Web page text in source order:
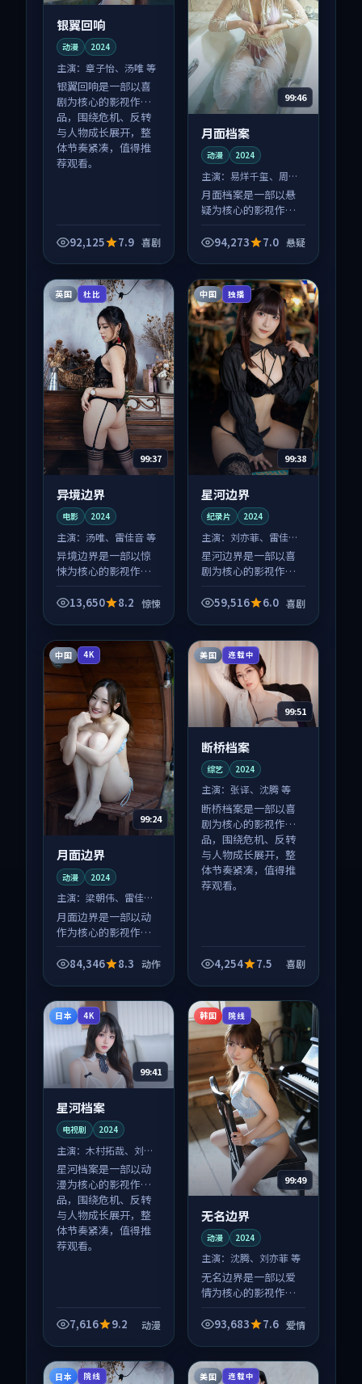
银翼回响
动漫 2024
主演： 章子怡、汤唯 等
银翼回响是一部以喜
剧为核心的影视作
品，围绕危机、反转
与人物成长展开，整
体节奏紧凑，值得推
荐观看。
92,125 7.9 喜剧
99:46
月面档案
动漫 2024
主演： 易烊千玺、周迅
等
月面档案是一部以悬
疑为核心的影视作
与人物成长展开，整
94,273 7.0 悬疑
英国 杜比
99:37
异境边界
电影 2024
主演： 汤唯、雷佳音 等
异境边界是一部以惊
悚为核心的影视作
与人物成长展开，整
13,650 8.2 惊悚
中国 独播
99:38
星河边界
纪录片 2024
主演： 刘亦菲、雷佳音
等
星河边界是一部以喜
剧为核心的影视作
与人物成长展开，整
59,516 6.0 喜剧
中国 4K
99:24
月面边界
动漫 2024
主演： 梁朝伟、雷佳音
等
月面边界是一部以动
作为核心的影视作
与人物成长展开，整
84,346 8.3 动作
美国 连载中
99:51
断桥档案
综艺 2024
主演： 张译、沈腾 等
断桥档案是一部以喜
剧为核心的影视作
品，围绕危机、反转
与人物成长展开，整
体节奏紧凑，值得推
荐观看。
4,254 7.5 喜剧
日本 4K
99:41
星河档案
电视剧 2024
主演： 木村拓哉、刘亦
菲 等
星河档案是一部以动
漫为核心的影视作
品，围绕危机、反转
与人物成长展开，整
体节奏紧凑，值得推
荐观看。
7,616 9.2 动漫
韩国 院线
99:49
无名边界
动漫 2024
主演： 沈腾、刘亦菲 等
无名边界是一部以爱
情为核心的影视作
与人物成长展开，整
93,683 7.6 爱情
日本 院线 美国 连载中